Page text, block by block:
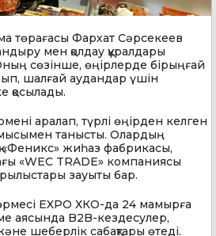
төрағасы Фархат Сәрсекеев
мен қолдау құралдары
сөзінше, өңірлерде бірыңғай
шалғай аудандар үшін
қосылады.
аралап, түрлі өңірден келген
танысты. Олардың
«Феникс» жиһаз фабрикасы,
«WEC TRADE» компаниясы
зауыты бар.
EXPO ХКО-да 24 мамырға
аясында B2B-кездесулер,
шеберлік сабақтары өтеді.